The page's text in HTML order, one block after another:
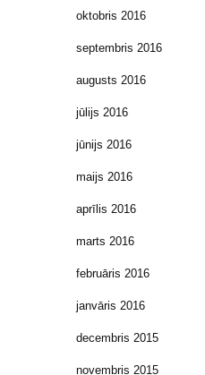
oktobris 2016
septembris 2016
augusts 2016
jūlijs 2016
jūnijs 2016
maijs 2016
aprīlis 2016
marts 2016
februāris 2016
janvāris 2016
decembris 2015
novembris 2015